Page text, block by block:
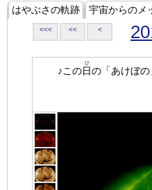
はやぶさの軌跡 宇宙からのメ
<<< << <
♪この日
ひ
の「あけぼの